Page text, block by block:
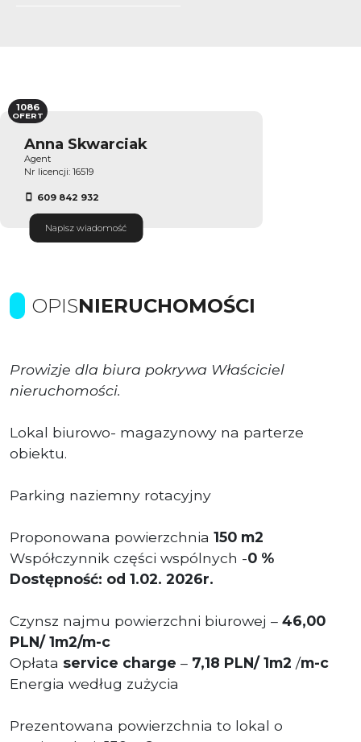
Anna Skwarciak
Agent
Nr licencji: 16519
609 842 932
Napisz wiadomość
1086
OFERT
OPISNIERUCHOMOŚCI
Prowizje dla biura pokrywa Właściciel
nieruchomości.
Lokal biurowo- magazynowy na parterze
obiektu.
Parking naziemny rotacyjny
Proponowana powierzchnia 150 m2
Współczynnik części wspólnych -0 %
Dostępność: od 1.02. 2026r.
Czynsz najmu powierzchni biurowej – 46,00
PLN/ 1m2/m-c
Opłata service charge – 7,18 PLN/ 1m2 /m-c
Energia według zużycia
Prezentowana powierzchnia to lokal o